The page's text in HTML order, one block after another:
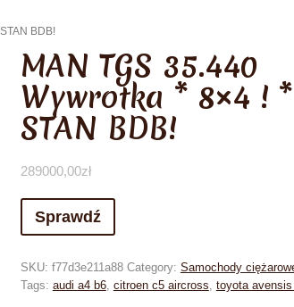
BDB!
MAN TGS 35.440
Wywrotka * 8×4 ! *
STAN BDB!
289000,00zł
Sprawdź
SKU: f77d3e211a88 Category: Samochody
Tags: audi a4 b6, citroen c5 aircross toyota